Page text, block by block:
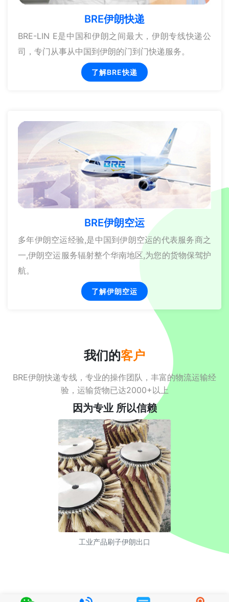
BRE伊朗快递
BRE-LIN E是中国和伊朗之间最大，伊朗专线快递公
司，专门从事从中国到伊朗的门到门快递服务。
了解BRE快递
BRE伊朗空运
多年伊朗空运经验,是中国到伊朗空运的代表服务商之
一,伊朗空运服务辐射整个华南地区,为您的货物保驾护
航。
了解伊朗空运
我们的客户
BRE伊朗快递专线，专业的操作团队，丰富的物流运输经
验，运输货物已达2000+以上
因为专业 所以信赖
工业产品刷子伊朗出口